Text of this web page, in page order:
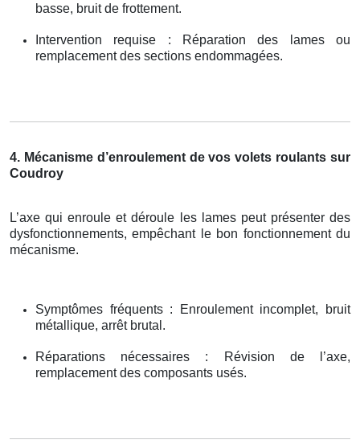
basse, bruit de frottement.
Intervention requise : Réparation des lames ou
remplacement des sections endommagées.
4. Mécanisme d’enroulement de vos volets roulants sur
Coudroy
L’axe qui enroule et déroule les lames peut présenter des
dysfonctionnements, empêchant le bon fonctionnement du
mécanisme.
Symptômes fréquents : Enroulement incomplet, bruit
métallique, arrêt brutal.
Réparations nécessaires : Révision de l’axe,
remplacement des composants usés.